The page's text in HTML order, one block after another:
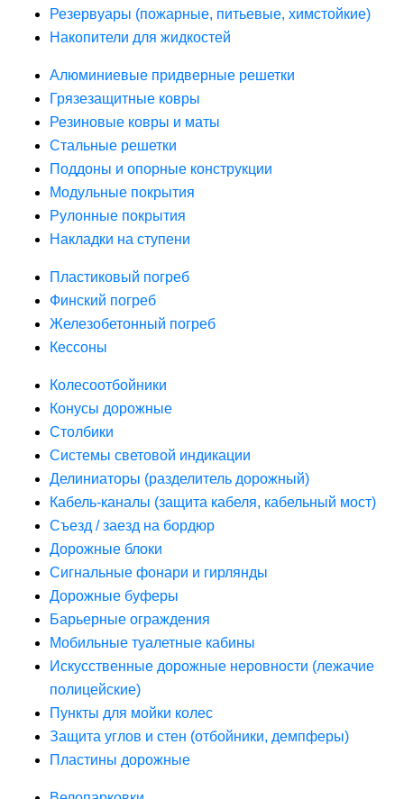
Резервуары (пожарные, питьевые, химстойкие)
Накопители для жидкостей
Алюминиевые придверные решетки
Грязезащитные ковры
Резиновые ковры и маты
Стальные решетки
Поддоны и опорные конструкции
Модульные покрытия
Рулонные покрытия
Накладки на ступени
Пластиковый погреб
Финский погреб
Железобетонный погреб
Кессоны
Колесоотбойники
Конусы дорожные
Столбики
Системы световой индикации
Делиниаторы (разделитель дорожный)
Кабель-каналы (защита кабеля, кабельный мост)
Съезд / заезд на бордюр
Дорожные блоки
Сигнальные фонари и гирлянды
Дорожные буферы
Барьерные ограждения
Мобильные туалетные кабины
Искусственные дорожные неровности (лежачие
полицейские)
Пункты для мойки колес
Защита углов и стен (отбойники, демпферы)
Пластины дорожные